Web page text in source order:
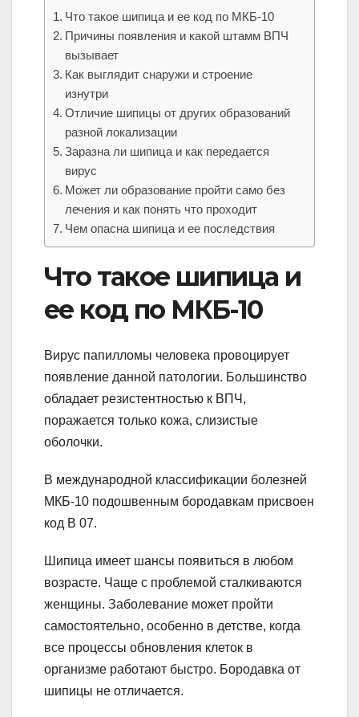
Что такое шипица и ее код по МКБ-10
Причины появления и какой штамм ВПЧ
вызывает
Как выглядит снаружи и строение
изнутри
Отличие шипицы от других образований
разной локализации
Заразна ли шипица и как передается
вирус
Может ли образование пройти само без
лечения и как понять что проходит
Чем опасна шипица и ее последствия
Что такое шипица и
ее код по МКБ-10
Вирус папилломы человека провоцирует
появление данной патологии. Большинство
обладает резистентностью к ВПЧ,
поражается только кожа, слизистые
оболочки.
В международной классификации болезней
МКБ-10 подошвенным бородавкам присвоен
код В 07.
Шипица имеет шансы появиться в любом
возрасте. Чаще с проблемой сталкиваются
женщины. Заболевание может пройти
самостоятельно, особенно в детстве, когда
все процессы обновления клеток в
организме работают быстро. Бородавка от
шипицы не отличается.